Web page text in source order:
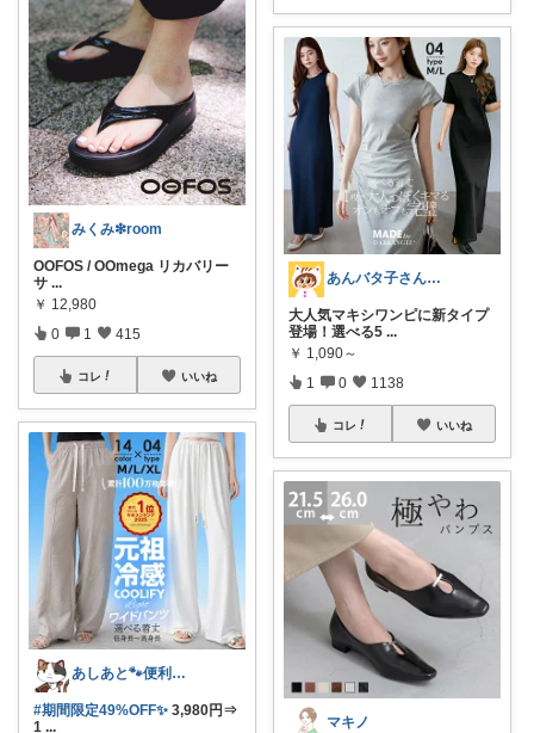
みくみ❇room
OOFOS / OOmega リカバリー
サ ...
￥ 12,980
0 1 415
コレ いいね
あしあと🐾便利グッズ🌸いつも感謝
#期間限定49%OFF✨ 3,980円⇒
1 ...
あんバタ子さん🥞🍞
大人気マキシワンピに新タイプ
登場！選べる5 ...
￥ 1,090～
1 0 1138
コレ いいね
マキノ